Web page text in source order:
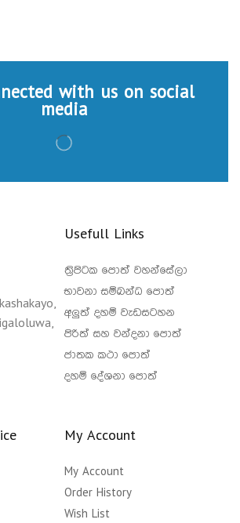
with us on social
media
Usefull Links
ත්‍රිපිටක පොත් වහන්සේලා
භාවනා සම්බන්ධ පොත්
අලුත් දහම් වැඩසටහන
පිරිත් සහ වන්දනා පොත්
ජාතක කථා පොත්
දහම් දේශනා පොත්
My Account
My Account
Order History
Wish List